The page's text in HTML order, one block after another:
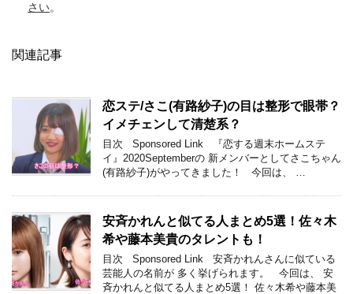
さい。
関連記事
恋ステ/さこ(有路紗子)の目は整形で眼帯？
イメチェンして清楚系？
目次 Sponsored Link 『恋する週末ホームステ
イ』2020Septemberの 新メンバーとしてさこちゃん
(有路紗子)がやってきました！ 今回は、 …
安斉かれんと似てる人まとめ5選！佐々木
希や藤本美貴のタレントも！
目次 Sponsored Link 安斉かれんさんに似ている
芸能人の名前が 多く挙げられます。 今回は、 安
斉かれんと似てる人まとめ5選！ 佐々木希や藤本美